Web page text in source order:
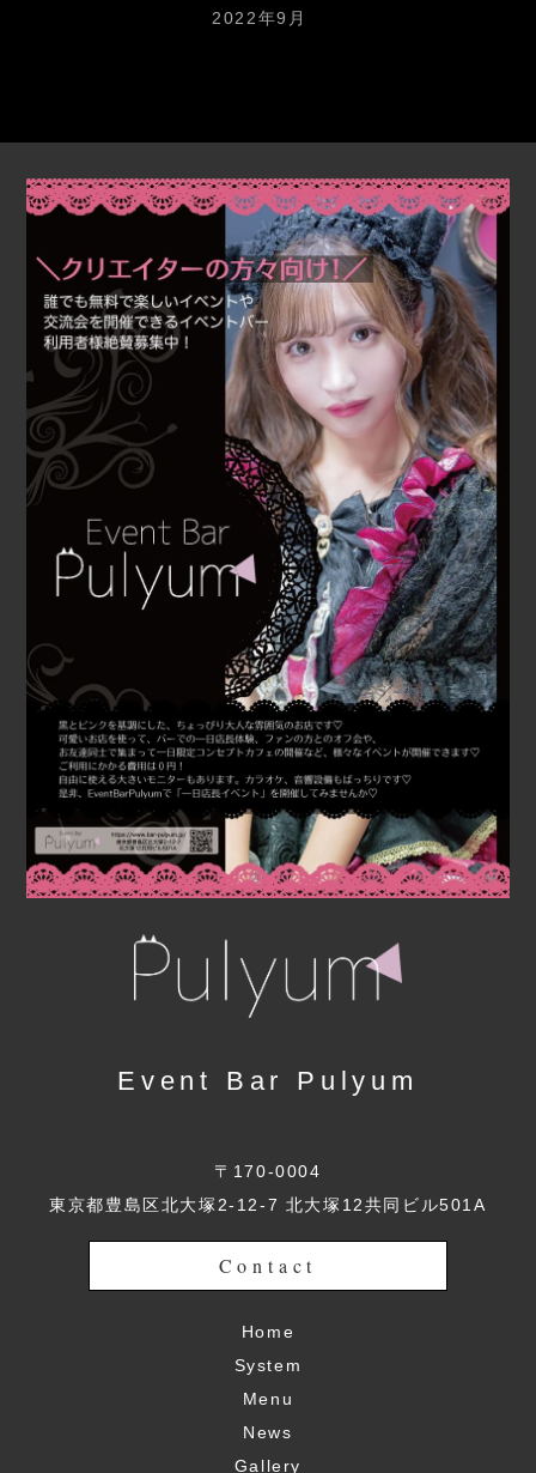
2022年9月
Event Bar Pulyum
〒170-0004
東京都豊島区北大塚2-12-7 北大塚12共同ビル501A
Contact
Home
System
Menu
News
Gallery